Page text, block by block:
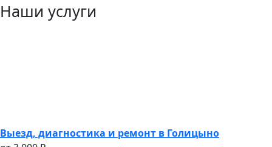
Наши услуги
Выезд, диагностика и ремонт в Голицыно